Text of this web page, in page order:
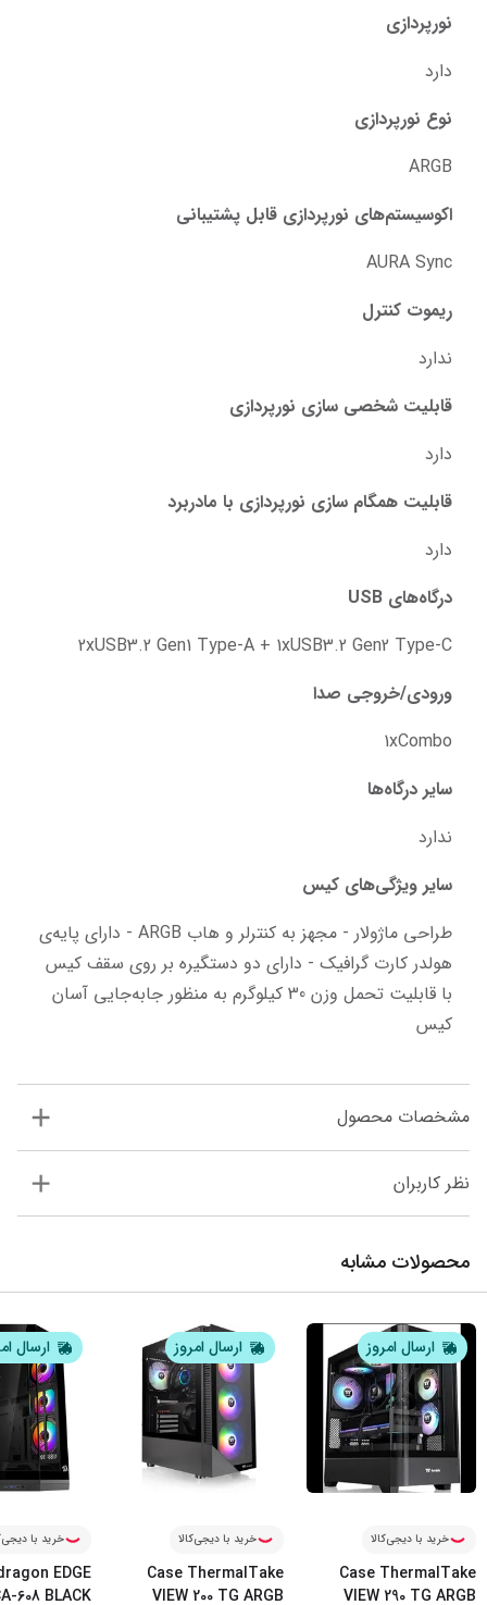
نورپردازی
دارد
نوع نورپردازی
ARGB
اکوسیستم‌های نورپردازی قابل پشتیبانی
AURA Sync
ریموت کنترل
ندارد
قابلیت شخصی سازی نورپردازی
دارد
قابلیت همگام سازی نورپردازی با مادربرد
دارد
درگاه‌های USB
2xUSB3.2 Gen1 Type-A + 1xUSB3.2 Gen2 Type-C
ورودی/خروجی صدا
1xCombo
سایر درگاه‌ها
ندارد
سایر ویژگی‌های کیس
کیس
مشخصات محصول
نظر کاربران
محصولات مشابه
ارسال امروز
خرید با دیجی‌کالا
Case ThermalTake
VIEW 290 TG ARGB
ارسال امروز
خرید با دیجی‌کالا
Case ThermalTake
VIEW 200 TG ARGB
ارسال
خرید با
EDGE
608 BLACK